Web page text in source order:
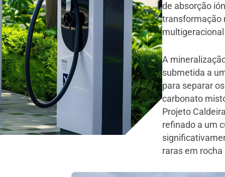
de absorção
transformação
multigeracional
A
submetida a
para separar
carbonato
Projeto
refinado a um
raras em rocha